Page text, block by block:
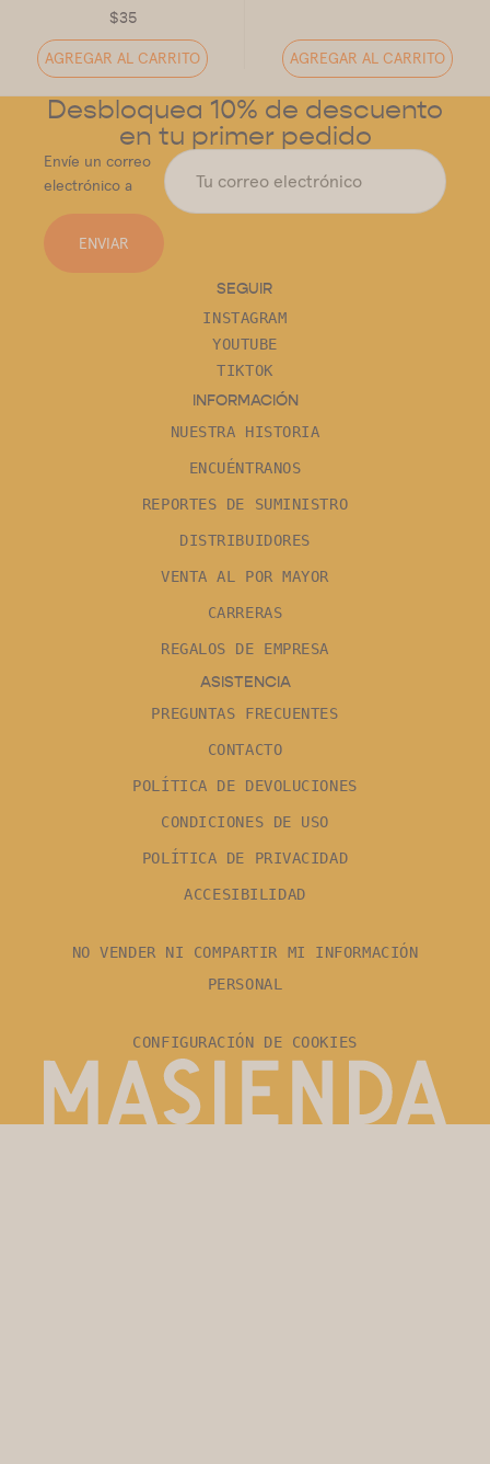
$35
AGREGAR AL CARRITO AGREGAR AL CARRITO
Desbloquea 10% de descuento
en tu primer pedido
Envíe un correo
electrónico a
ENVIAR
SEGUIR
INSTAGRAM
YOUTUBE
TIKTOK
INFORMACIÓN
NUESTRA HISTORIA
ENCUÉNTRANOS
REPORTES DE SUMINISTRO
DISTRIBUIDORES
VENTA AL POR MAYOR
CARRERAS
REGALOS DE EMPRESA
ASISTENCIA
PREGUNTAS FRECUENTES
CONTACTO
POLÍTICA DE DEVOLUCIONES
CONDICIONES DE USO
POLÍTICA DE PRIVACIDAD
ACCESIBILIDAD
NO VENDER NI COMPARTIR MI INFORMACIÓN
PERSONAL
CONFIGURACIÓN DE COOKIES